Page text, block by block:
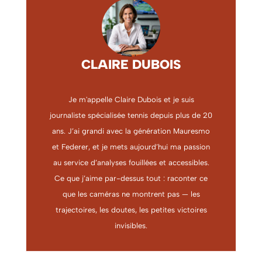
CLAIRE DUBOIS
Je m'appelle Claire Dubois et je suis
journaliste spécialisée tennis depuis plus de 20
ans. J’ai grandi avec la génération Mauresmo
et Federer, et je mets aujourd’hui ma passion
au service d’analyses fouillées et accessibles.
Ce que j’aime par-dessus tout : raconter ce
que les caméras ne montrent pas — les
trajectoires, les doutes, les petites victoires
invisibles.